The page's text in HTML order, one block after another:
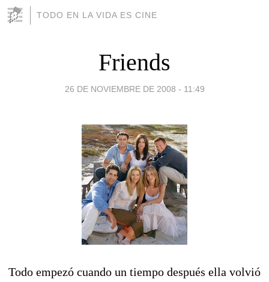
TODO EN LA VIDA ES CINE
Friends
26 DE NOVIEMBRE DE 2008 - 11:49
Todo empezó cuando un tiempo después ella volvió